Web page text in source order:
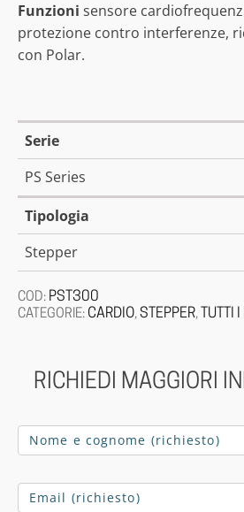
Funzioni sensore
protezione contro interferenze,
con Polar.
Serie
PS Series
Tipologia
Stepper
COD: PST300
CATEGORIE: CARDIO, STEPPER, TUTTI
RICHIEDI MAGGIORI